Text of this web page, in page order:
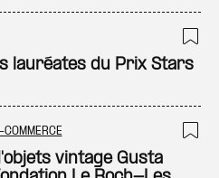
lauréates du Prix Stars
vintage Gusta